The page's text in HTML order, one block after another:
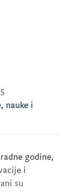
nauke i
godine,
i
su